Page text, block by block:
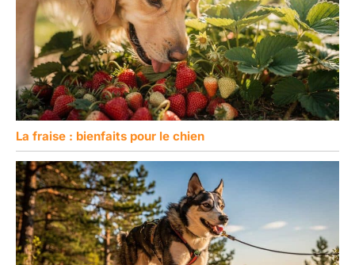
La fraise : bienfaits pour le chien